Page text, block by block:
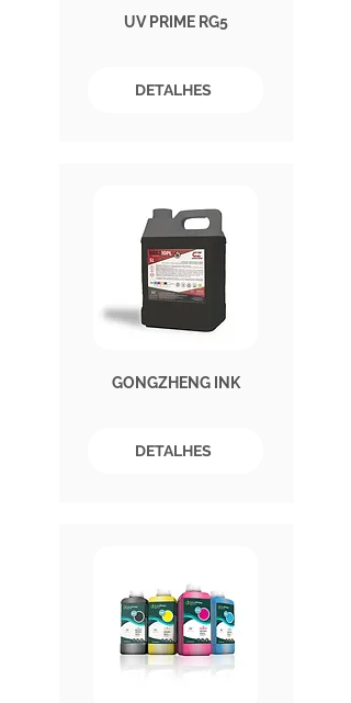
UV PRIME RG5
DETALHES
GONGZHENG INK
DETALHES